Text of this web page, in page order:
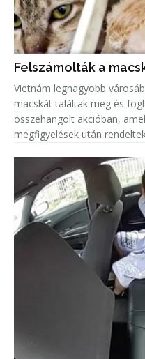
Felszámolták a
Vietnám legnagyobb
macskát találtak meg és
összehangolt akcióban,
megfigyelések után